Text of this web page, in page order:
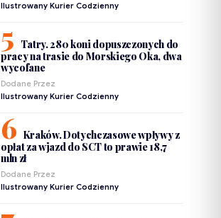
Ilustrowany Kurier Codzienny
Tatry. 280 koni dopuszczonych do
pracy na trasie do Morskiego Oka, dwa
wycofane
Dodane Przez
Ilustrowany Kurier Codzienny
Kraków. Dotychczasowe wpływy z
opłat za wjazd do SCT to prawie 18,7
mln zł
Dodane Przez
Ilustrowany Kurier Codzienny